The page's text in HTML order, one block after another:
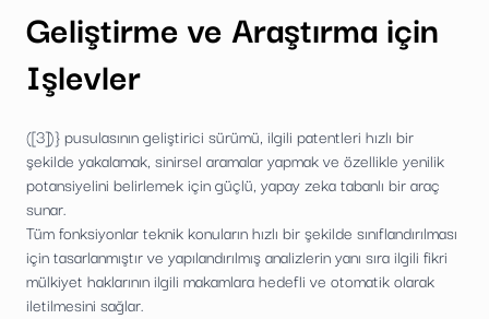
Geliştirme ve Araştırma için
Işlevler
([3])} pusulasının geliştirici sürümü, ilgili patentleri hızlı bir
şekilde yakalamak, sinirsel aramalar yapmak ve özellikle yenilik
potansiyelini belirlemek için güçlü, yapay zeka tabanlı bir araç
sunar.
Tüm fonksiyonlar teknik konuların hızlı bir şekilde sınıflandırılması
için tasarlanmıştır ve yapılandırılmış analizlerin yanı sıra ilgili fikri
mülkiyet haklarının ilgili makamlara hedefli ve otomatik olarak
iletilmesini sağlar.